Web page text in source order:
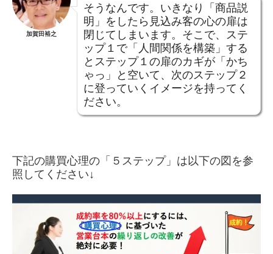
加賀田裕之
そうなんです。いきなり「商品説
明」をしたら見込み客の心の扉は
閉じてしまいます。そこで、ステ
ップ１で「人間関係を構築」する
とステップ１の扉のカギが「かち
ゃっ」と空いて、次のステップ２
に登っていくイメージを持ってく
ださい。
下記の購買心理の「５ステップ」は以下の図を参
照してください↓